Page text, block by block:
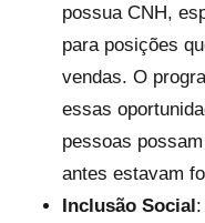
possua CNH,
para posições
vendas. O
essas
pessoas
antes estavam
Inclusão Social